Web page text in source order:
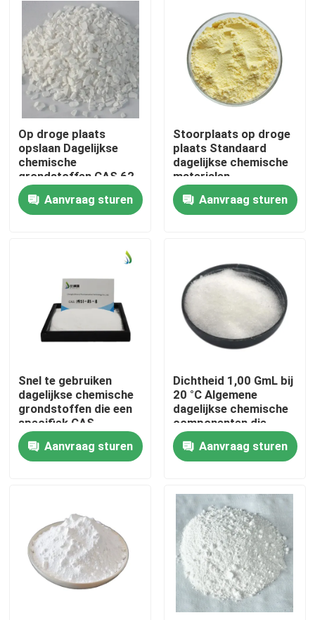
Thuis
Video's
Over ons
Fabriekstocht
Kwaliteitscontrole
Dagelijkse chemische grondstoffen
Anorganische Chemische producten Grondstof
fijne chemische tussenpersonen
Op droge plaats
opslaan Dagelijkse
chemische
grondstoffen CAS 62-
44-2 Volg de
aanbevolen
doseringsprocedures
Aanvraag sturen
Stoorplaats op droge
plaats Standaard
dagelijkse chemische
materialen
Farmaceutische
tussenproducten
Grade Standard Ideaal
Aanvraag sturen
Snel te gebruiken
dagelijkse chemische
grondstoffen die een
specifiek CAS-
nummer per grondstof
en een dichtheid van
1,00 g/ml bij 20 °C
Aanvraag sturen
Dichtheid 1,00 GmL bij
20 °C Algemene
dagelijkse chemische
componenten die
worden gebruikt in
productieprocessen
en chemische
Aanvraag sturen